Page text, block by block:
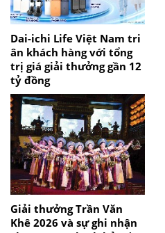
Dai-ichi Life Việt Nam tri
ân khách hàng với tổng
trị giá giải thưởng gần 12
tỷ đồng
Giải thưởng Trần Văn
Khê 2026 và sự ghi nhận